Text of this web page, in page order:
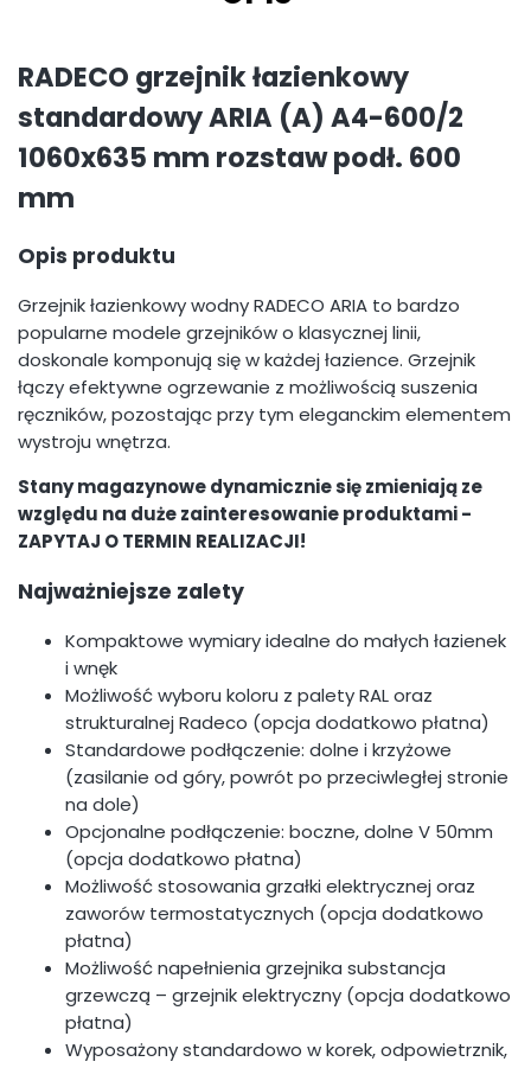
RADECO grzejnik łazienkowy
standardowy ARIA (A) A4-600/2
1060x635 mm rozstaw podł. 600
mm
Opis produktu
Grzejnik łazienkowy wodny RADECO ARIA to bardzo
popularne modele grzejników o klasycznej linii,
doskonale komponują się w każdej łazience. Grzejnik
łączy efektywne ogrzewanie z możliwością suszenia
ręczników, pozostając przy tym eleganckim elementem
wystroju wnętrza.
Stany magazynowe dynamicznie się zmieniają ze
względu na duże zainteresowanie produktami -
ZAPYTAJ O TERMIN REALIZACJI!
Najważniejsze zalety
Kompaktowe wymiary idealne do małych łazienek
i wnęk
Możliwość wyboru koloru z palety RAL oraz
strukturalnej Radeco (opcja dodatkowo płatna)
Standardowe podłączenie: dolne i krzyżowe
(zasilanie od góry, powrót po przeciwległej stronie
na dole)
Opcjonalne podłączenie: boczne, dolne V 50mm
(opcja dodatkowo płatna)
Możliwość stosowania grzałki elektrycznej oraz
zaworów termostatycznych (opcja dodatkowo
płatna)
Możliwość napełnienia grzejnika substancja
grzewczą – grzejnik elektryczny (opcja dodatkowo
płatna)
Wyposażony standardowo w korek, odpowietrznik,